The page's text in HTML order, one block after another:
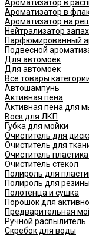
Ароматизатор в
Ароматизатор в
Ароматизатор на
Нейтрализатор
Парфюмированный
Подвесной
Для автомоек
Для автомоек
Все товары
Автошампунь
Активная пена
Активная пена для
Воск для ЛКП
Губка для мойки
Очиститель для
Очиститель для
Очиститель
Очиститель стекол
Полироль для
Полироль для резины
Полотенца и сушка
Порошок для
Предварительная
Ручной распылитель
Скребок для воды